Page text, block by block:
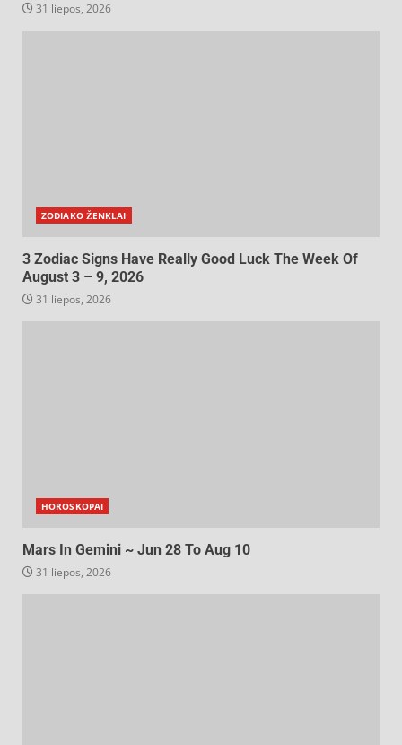
31 liepos, 2026
ZODIAKO ŽENKLAI
3 Zodiac Signs Have Really Good Luck The Week Of
August 3 – 9, 2026
31 liepos, 2026
HOROSKOPAI
Mars In Gemini ~ Jun 28 To Aug 10
31 liepos, 2026